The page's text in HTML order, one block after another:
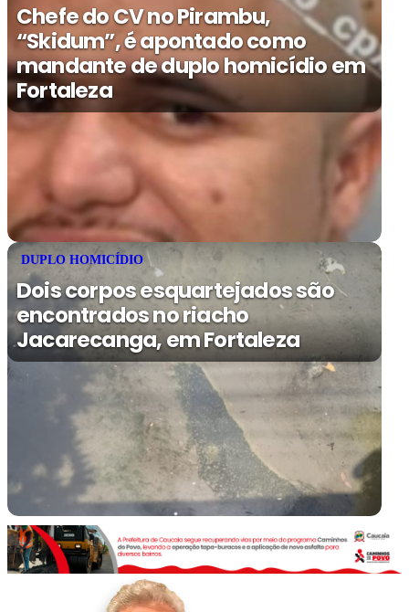
Chefe do CV no Pirambu,
“Skidum”, é apontado como
mandante de duplo homicídio em
Fortaleza
DUPLO HOMICÍDIO
Dois corpos esquartejados são
encontrados no riacho
Jacarecanga, em Fortaleza